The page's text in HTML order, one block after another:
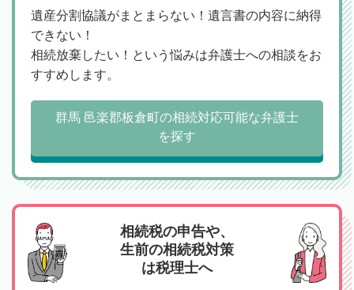
遺産分割協議がまとまらない！遺言書の内容に納得
できない！
相続放棄したい！という悩みは弁護士への相談をお
すすめします。
群馬 邑楽郡板倉町の相続対応可能な弁護士
を探す
相続税の申告や、
生前の相続税対策
は税理士へ